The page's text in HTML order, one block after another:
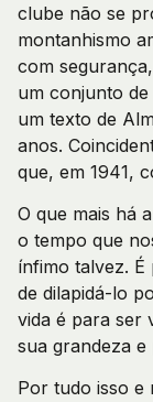
clube não se
montanhismo
com
um conjunto de
um texto de
anos.
que, em 1941,
O que mais há
o tempo que
ínfimo talvez. É
de dilapidá-lo
vida é para ser
sua grandeza e
Por tudo isso e